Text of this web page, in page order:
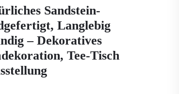
Sandstein-
Langlebig
– Dekoratives
Tee-Tisch